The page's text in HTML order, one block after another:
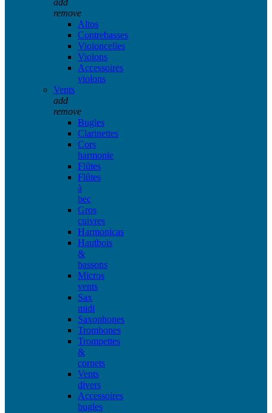
remove
Altos
Contrebasses
Violoncelles
Violons
Accessoires
violons
Vents
add
remove
Bugles
Clarinettes
Cors
harmonie
Flûtes
Flûtes
à
bec
Gros
cuivres
Harmonicas
Hautbois
&
bassons
Micros
vents
Sax
midi
Saxophones
Trombones
Trompettes
&
cornets
Vents
divers
Accessoires
bugles